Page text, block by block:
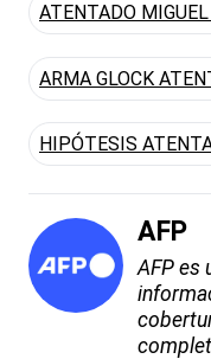
ATENTADO
ARMA GLOCK
HIPÓTESIS
AFP
AFP es